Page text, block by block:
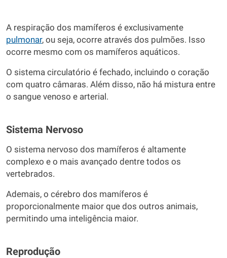
A respiração dos mamíferos é exclusivamente
pulmonar, ou seja, ocorre através dos pulmões. Isso
ocorre mesmo com os mamíferos aquáticos.
O sistema circulatório é fechado, incluindo o coração
com quatro câmaras. Além disso, não há mistura entre
o sangue venoso e arterial.
Sistema Nervoso
O sistema nervoso dos mamíferos é altamente
complexo e o mais avançado dentre todos os
vertebrados.
Ademais, o cérebro dos mamíferos é
proporcionalmente maior que dos outros animais,
permitindo uma inteligência maior.
Reprodução